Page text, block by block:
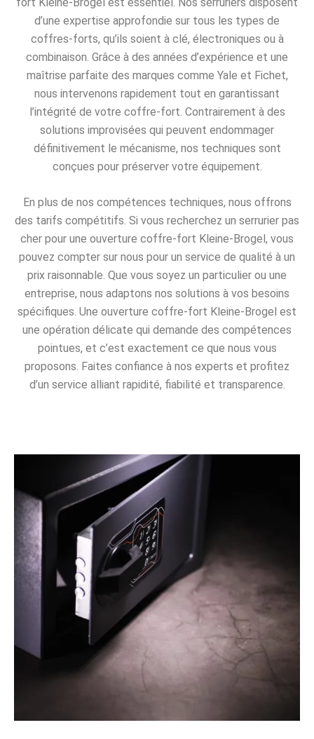
d’une expertise approfondie sur tous les types de
coffres-forts, qu’ils soient à clé, électroniques ou à
combinaison. Grâce à des années d’expérience et une
maîtrise parfaite des marques comme Yale et Fichet,
nous intervenons rapidement tout en garantissant
l’intégrité de votre coffre-fort. Contrairement à des
solutions improvisées qui peuvent endommager
définitivement le mécanisme, nos techniques sont
conçues pour préserver votre équipement.
En plus de nos compétences techniques, nous offrons
des tarifs compétitifs. Si vous recherchez un serrurier pas
cher pour une ouverture coffre-fort Kleine-Brogel, vous
pouvez compter sur nous pour un service de qualité à un
prix raisonnable. Que vous soyez un particulier ou une
entreprise, nous adaptons nos solutions à vos besoins
spécifiques. Une ouverture coffre-fort Kleine-Brogel est
une opération délicate qui demande des compétences
pointues, et c’est exactement ce que nous vous
proposons. Faites confiance à nos experts et profitez
d’un service alliant rapidité, fiabilité et transparence.